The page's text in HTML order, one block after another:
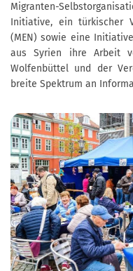
Migranten-
Initiative, ein türkischer
(MEN) sowie eine
aus Syrien ihre Arbeit
Wolfenbüttel und der
breite Spektrum an